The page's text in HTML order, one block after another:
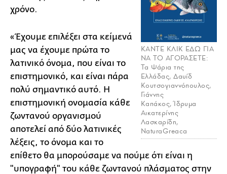
ΚΑΝΤΕ ΚΛΙΚ ΕΔΩ ΓΙΑ
ΝΑ ΤΟ ΑΓΟΡΑΣΕΤΕ:
Τα Ψάρια της
Ελλάδας, Δαυίδ
Κουτσογιαννόπουλος,
Γιάννης
Καπάκος, Ίδρυμα
Αικατερίνης
Λασκαρίδη,
NaturaGreaca
χρόνο.
«Έχουμε επιλέξει στα κείμενά
μας να έχουμε πρώτα το
λατινικό όνομα, που είναι το
επιστημονικό, και είναι πάρα
πολύ σημαντικό αυτό. Η
επιστημονική ονομασία κάθε
ζωντανού οργανισμού
αποτελεί από δύο λατινικές
λέξεις, το όνομα και το
επίθετο θα μπορούσαμε να πούμε ότι είναι η
"υπογραφή" του κάθε ζωντανού πλάσματος στην